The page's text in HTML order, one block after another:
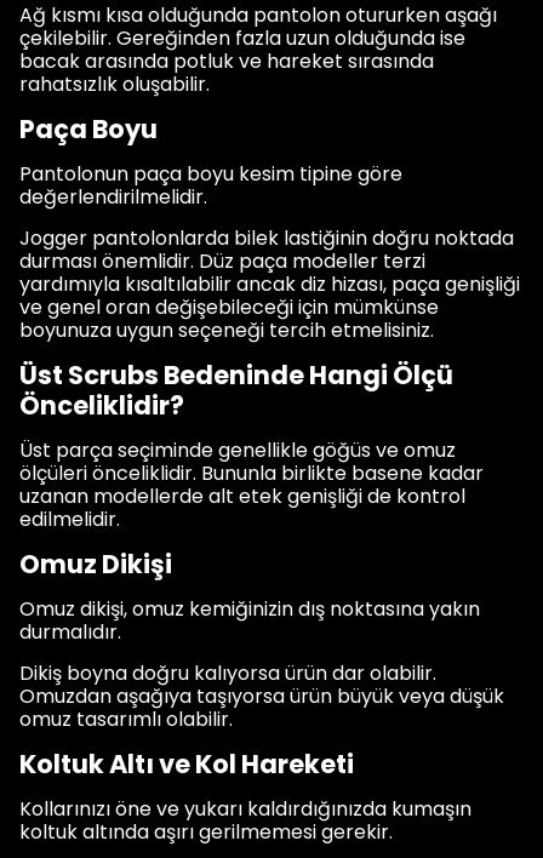
Ağ kısmı kısa olduğunda pantolon otururken aşağı
çekilebilir. Gereğinden fazla uzun olduğunda ise
bacak arasında potluk ve hareket sırasında
rahatsızlık oluşabilir.
Paça Boyu
Pantolonun paça boyu kesim tipine göre
değerlendirilmelidir.
Jogger pantolonlarda bilek lastiğinin doğru noktada
durması önemlidir. Düz paça modeller terzi
yardımıyla kısaltılabilir ancak diz hizası, paça genişliği
ve genel oran değişebileceği için mümkünse
boyunuza uygun seçeneği tercih etmelisiniz.
Üst Scrubs Bedeninde Hangi Ölçü
Önceliklidir?
Üst parça seçiminde genellikle göğüs ve omuz
ölçüleri önceliklidir. Bununla birlikte basene kadar
uzanan modellerde alt etek genişliği de kontrol
edilmelidir.
Omuz Dikişi
Omuz dikişi, omuz kemiğinizin dış noktasına yakın
durmalıdır.
Dikiş boyna doğru kalıyorsa ürün dar olabilir.
Omuzdan aşağıya taşıyorsa ürün büyük veya düşük
omuz tasarımlı olabilir.
Koltuk Altı ve Kol Hareketi
Kollarınızı öne ve yukarı kaldırdığınızda kumaşın
koltuk altında aşırı gerilmemesi gerekir.